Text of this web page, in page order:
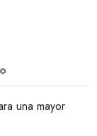
una mayor